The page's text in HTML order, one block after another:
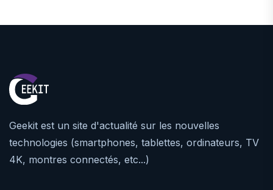
Geekit est un site d'actualité sur les nouvelles
technologies (smartphones, tablettes, ordinateurs, TV
4K, montres connectés, etc...)